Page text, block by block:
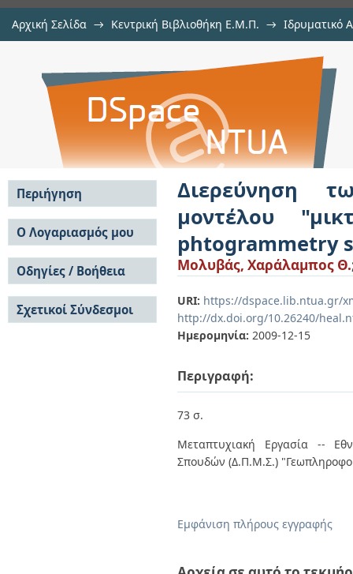
Αρχική Σελίδα → Κεντρική Βιβλιοθήκη Ε.Μ.Π. → Ιδρυματικό
Διερεύνηση των δυνατοτήτων
του λογισμικού leica
Διερεύνηση
μοντέλου
phtogrammetry
Μολυβάς, Χαράλαμπος Θ.
URI: https://dspace.lib.ntua.gr/
http://dx.doi.org/10.26240/
Ημερομηνία: 2009-12-15
Περιγραφή:
73 σ.
Μεταπτυχιακή Εργασία --
Σπουδών (Δ.Π.Μ.Σ.)
Εμφάνιση πλήρους εγγραφής
Περιήγηση
Σε όλο το DSpace
Κοινότητες & Συλλογές
Ανά Ημερομηνία
Έκδοσης
Συγγραφείς
Τίτλοι
Θέματα
Ο Λογαριασμός μου
Σύνδεση
Εγγραφή
Οδηγίες / Βοήθεια
Οδηγίες Υποβολής
Οδηγίες Χρήσης ΙΑ
Συχνές Ερωτήσεις
Σχετικοί Σύνδεσμοι